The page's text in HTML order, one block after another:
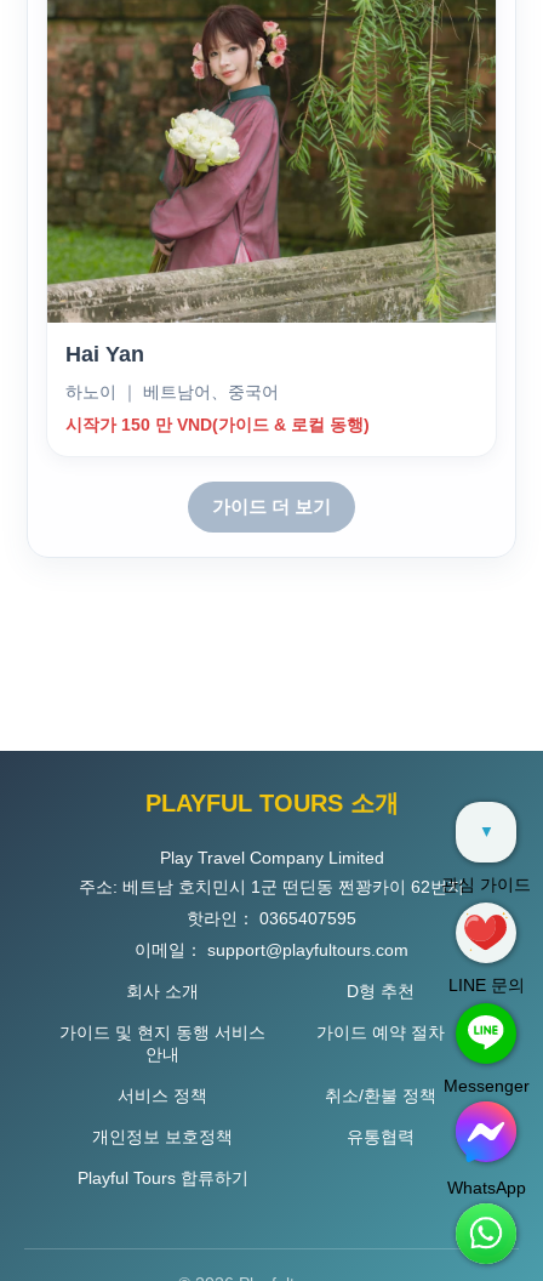
Hai Yan
하노이 ｜ 베트남어、중국어
시작가 150 만 VND(가이드 & 로컬 동행)
가이드 더 보기
PLAYFUL TOURS 소개
Play Travel Company Limited
주소: 베트남 호치민시 1군 떤딘동 쩐꽝카이 62번지
핫라인： 0365407595
이메일： support@playfultours.com
회사 소개 D형 추천
가이드 및 현지 동행 서비스
안내
가이드 예약 절차
서비스 정책 취소/환불 정책
개인정보 보호정책 유통협력
Playful Tours 합류하기
▼
관심 가이드
LINE 문의
Messenger
WhatsApp